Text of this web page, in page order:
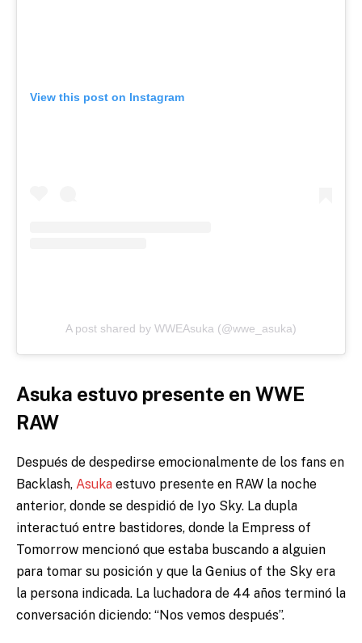
View this post on Instagram
A post shared by WWEAsuka (@wwe_asuka)
Asuka estuvo presente en WWE
RAW
Después de despedirse emocionalmente de los fans en
Backlash, Asuka estuvo presente en RAW la noche
anterior, donde se despidió de Iyo Sky. La dupla
interactuó entre bastidores, donde la Empress of
Tomorrow mencionó que estaba buscando a alguien
para tomar su posición y que la Genius of the Sky era
la persona indicada. La luchadora de 44 años terminó la
conversación diciendo: “Nos vemos después”.